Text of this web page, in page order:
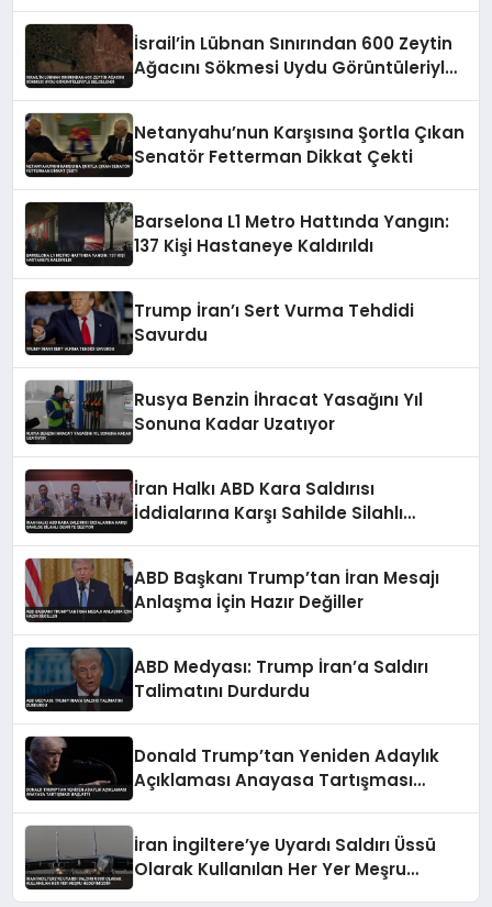
İsrail’in Lübnan Sınırından 600 Zeytin
Ağacını Sökmesi Uydu Görüntüleriyle
Netanyahu’nun Karşısına Şortla Çıkan
Senatör Fetterman Dikkat Çekti
Barselona L1 Metro Hattında Yangın:
137 Kişi Hastaneye Kaldırıldı
Trump İran’ı Sert Vurma Tehdidi
Savurdu
Rusya Benzin İhracat Yasağını Yıl
Sonuna Kadar Uzatıyor
İran Halkı ABD Kara Saldırısı
İddialarına Karşı Sahilde Silahlı
ABD Başkanı Trump’tan İran Mesajı
Anlaşma İçin Hazır Değiller
ABD Medyası: Trump İran’a Saldırı
Talimatını Durdurdu
Donald Trump’tan Yeniden Adaylık
Açıklaması Anayasa Tartışması
İran İngiltere’ye Uyardı Saldırı Üssü
Olarak Kullanılan Her Yer Meşru